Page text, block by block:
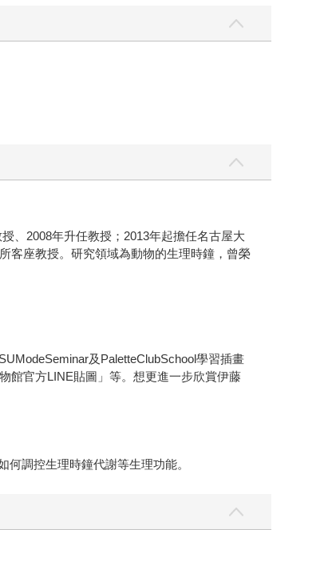
、2008年升任教授；2013年起擔任名古屋大
客座教授。研究領域為動物的生理時鐘，曾榮
及PaletteClubSchool學習插畫
館官方LINE貼圖」等。想更進一步欣賞伊藤
調控生理時鐘代謝等生理功能。